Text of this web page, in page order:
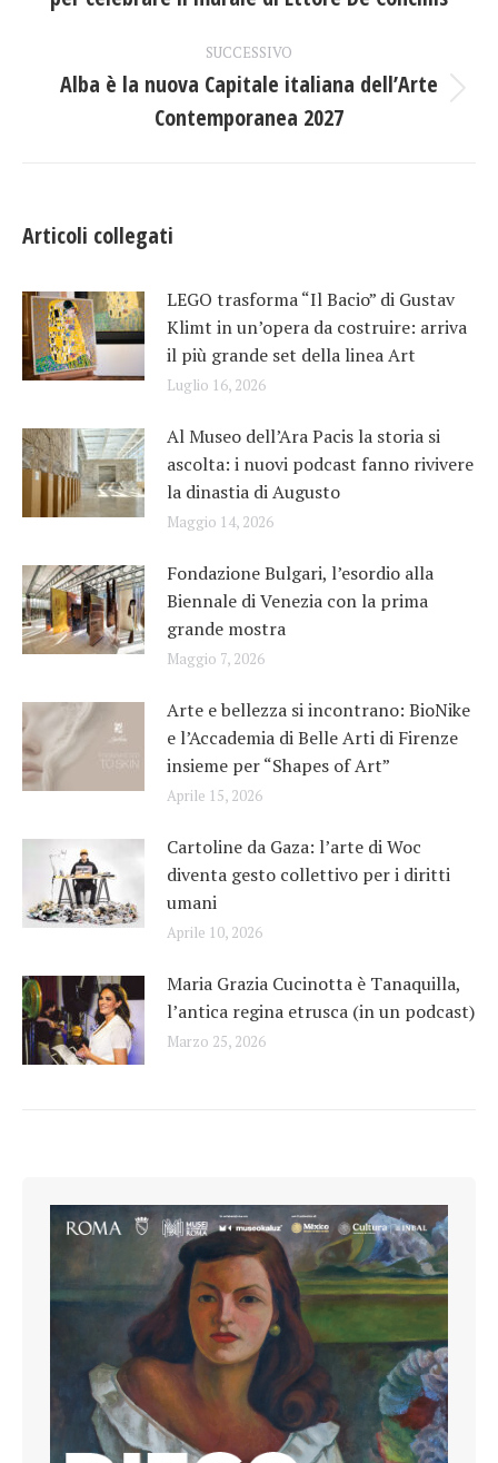
post
precedente:
SUCCESSIVO
Prossimo
post:
Alba è la nuova Capitale italiana dell’Arte
Contemporanea 2027
Articoli collegati
LEGO trasforma “Il Bacio” di Gustav
Klimt in un’opera da costruire: arriva
il più grande set della linea Art
Luglio 16, 2026
Al Museo dell’Ara Pacis la storia si
ascolta: i nuovi podcast fanno rivivere
la dinastia di Augusto
Maggio 14, 2026
Fondazione Bulgari, l’esordio alla
Biennale di Venezia con la prima
grande mostra
Maggio 7, 2026
Arte e bellezza si incontrano: BioNike
e l’Accademia di Belle Arti di Firenze
insieme per “Shapes of Art”
Aprile 15, 2026
Cartoline da Gaza: l’arte di Woc
diventa gesto collettivo per i diritti
umani
Aprile 10, 2026
Maria Grazia Cucinotta è Tanaquilla,
l’antica regina etrusca (in un podcast)
Marzo 25, 2026